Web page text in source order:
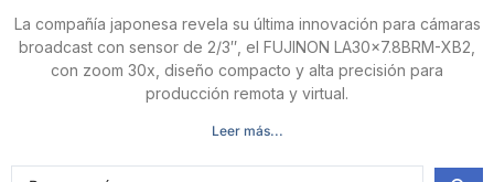
La compañía japonesa revela su última innovación para cámaras
broadcast con sensor de 2/3″, el FUJINON LA30x7.8BRM-XB2,
con zoom 30x, diseño compacto y alta precisión para
producción remota y virtual.
Leer más...